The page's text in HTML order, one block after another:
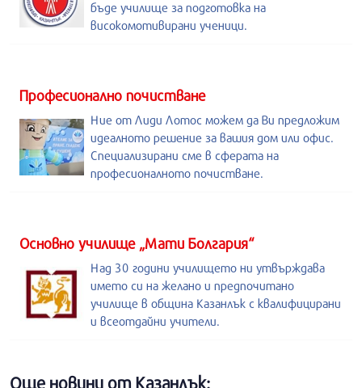
бъде училище за подготовка на
високомотивирани ученици.
Професионално почистване
Ние от Лиди Лотос можем да Ви предложим
идеалното решение за вашия дом или офис.
Специализирани сме в сферата на
професионалното почистване.
Основно училище „Мати Болгария“
Над 30 години училището ни утвърждава
името си на желано и предпочитано
училище в община Казанлък с квалифицирани
и всеотдайни учители.
Още новини от Казанлък: